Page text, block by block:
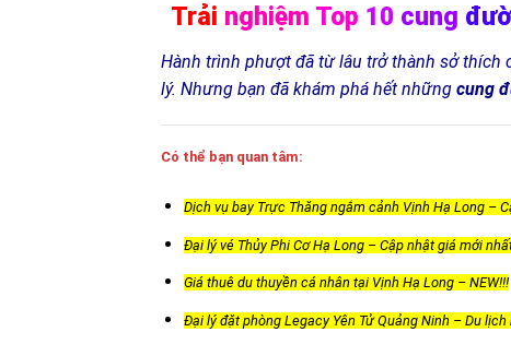
Trải nghiệm Top 10 cung
Hành trình phượt đã từ lâu trở thành sở thích
lý. Nhưng bạn đã khám phá hết những cung
Có thể bạn quan tâm:
Dịch vụ bay Trực Thăng ngắm cảnh Vịnh Hạ Long –
Đại lý vé Thủy Phi Cơ Hạ Long – Cập nhật giá mới
Giá thuê du thuyền cá nhân tại Vịnh Hạ Long – NEW!!!
Đại lý đặt phòng Legacy Yên Tử Quảng Ninh – Du lịch